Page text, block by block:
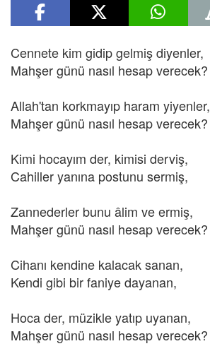
Cennete kim gidip gelmiş diyenler,
Mahşer günü nasıl hesap verecek?
Allah'tan korkmayıp haram yiyenler,
Mahşer günü nasıl hesap verecek?
Kimi hocayım der, kimisi derviş,
Cahiller yanına postunu sermiş,
Zannederler bunu âlim ve ermiş,
Mahşer günü nasıl hesap verecek?
Cihanı kendine kalacak sanan,
Kendi gibi bir faniye dayanan,
Hoca der, müzikle yatıp uyanan,
Mahşer günü nasıl hesap verecek?